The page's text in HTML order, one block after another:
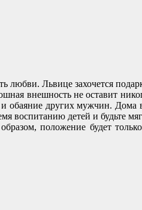
любви. Львице захочется
внешность не оставит
обаяние других мужчин. Дома
воспитанию детей и будьте
положение будет